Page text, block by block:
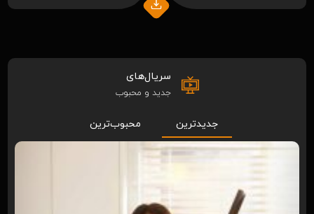
سریال‌های
جدید و محبوب
جدیدترین محبوب‌ترین